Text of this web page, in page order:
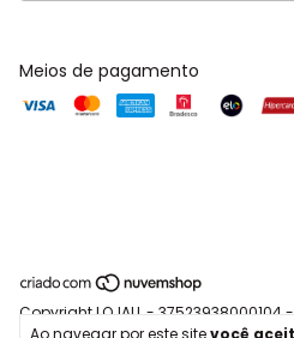
Ao navegar por este sitevocê
Meios de pagamento
Copyright LOJALL -